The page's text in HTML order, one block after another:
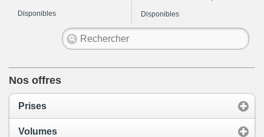
Disponibles Disponibles
Nos offres
Prises
Volumes